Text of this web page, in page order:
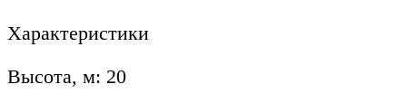
Характеристики
Высота, м: 20